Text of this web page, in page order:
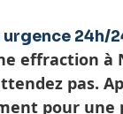
urgence 24h/
effraction à
pas.
pour une